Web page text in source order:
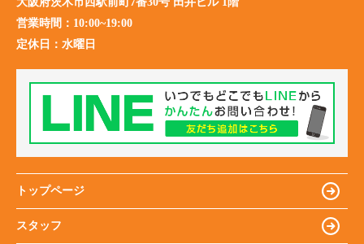
営業時間： 10:00~19:00
定休日： 水曜日
トップページ
スタッフ